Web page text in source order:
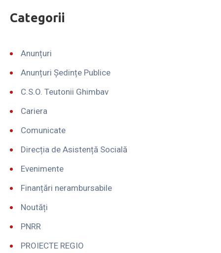
Categorii
Anunțuri
Anunțuri Ședințe Publice
C.S.O. Teutonii Ghimbav
Cariera
Comunicate
Direcția de Asistență Socială
Evenimente
Finanțări nerambursabile
Noutăți
PNRR
PROIECTE REGIO